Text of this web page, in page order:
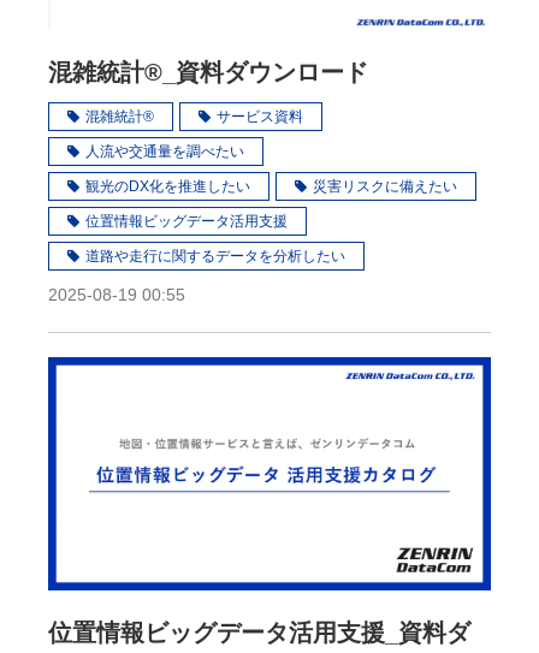
混雑統計®_資料ダウンロード
混雑統計® サービス資料
人流や交通量を調べたい
観光のDX化を推進したい 災害リスクに備えたい
位置情報ビッグデータ活用支援
道路や走行に関するデータを分析したい
2025-08-19 00:55
位置情報ビッグデータ活用支援_資料ダ